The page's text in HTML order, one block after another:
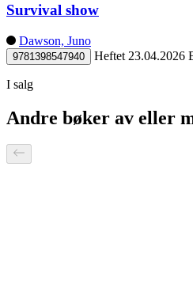
Survival show
Dawson, Juno
9781398547940 Heftet 23.04.2026
I salg
Andre bøker av eller